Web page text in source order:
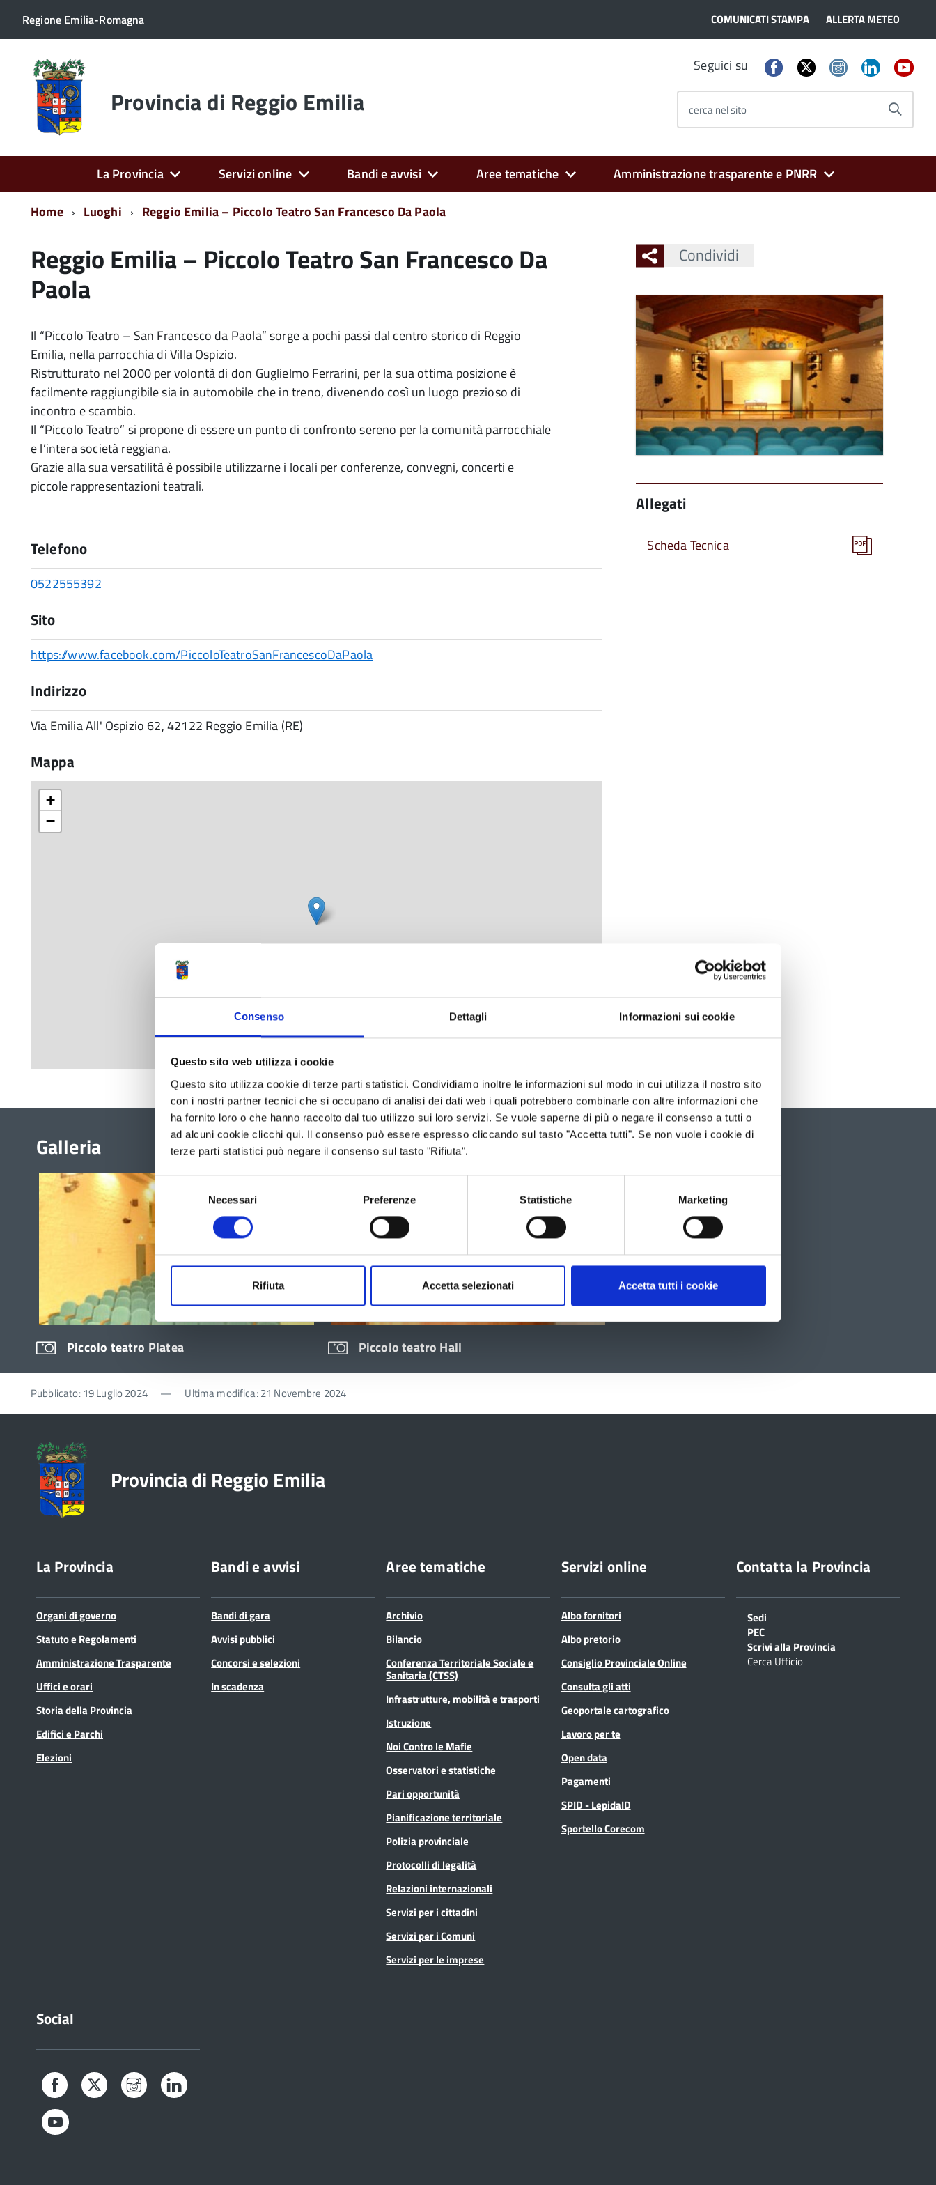
Consenso Dettagli Informazioni sui cookie
Questo sito web utilizza i cookie
Questo sito utilizza cookie di terze parti statistici. Condividiamo inoltre le informazioni sul modo in cui utilizza il nostro sito
con i nostri partner tecnici che si occupano di analisi dei dati web i quali potrebbero combinarle con altre informazioni che
ha fornito loro o che hanno raccolto dal tuo utilizzo sui loro servizi. Se vuole saperne di più o negare il consenso a tutti o
ad alcuni cookie clicchi qui. Il consenso può essere espresso cliccando sul tasto "Accetta tutti". Se non vuole i cookie di
terze parti statistici può negare il consenso sul tasto "Rifiuta".
Selezione
Necessari Preferenze Statistiche Marketing
Rifiuta Accetta selezionati Accetta tutti i cookie
Regione Emilia-Romagna COMUNICATI STAMPA ALLERTA METEO
Torna
alla
home
page Provincia di Reggio Emilia
Seguici su
cerca nel sito
La Provincia Servizi online Bandi e avvisi Aree tematiche
Amministrazione trasparente e PNRR
Home
Luoghi Reggio Emilia – Piccolo Teatro San Francesco Da Paola
Reggio Emilia – Piccolo Teatro San Francesco Da
Paola
Il “Piccolo Teatro – San Francesco da Paola” sorge a pochi passi dal centro storico di Reggio
Emilia, nella parrocchia di Villa Ospizio.
Ristrutturato nel 2000 per volontà di don Guglielmo Ferrarini, per la sua ottima posizione è
facilmente raggiungibile sia in automobile che in treno, divenendo così un luogo prezioso di
incontro e scambio.
Il “Piccolo Teatro” si propone di essere un punto di confronto sereno per la comunità parrocchiale
e l’intera società reggiana.
Grazie alla sua versatilità è possibile utilizzarne i locali per conferenze, convegni, concerti e
piccole rappresentazioni teatrali.
Telefono
0522555392
Sito
https://www.facebook.com/PiccoloTeatroSanFrancescoDaPaola
Indirizzo
Via Emilia All' Ospizio 62, 42122 Reggio Emilia (RE)
Mappa
+
−
Leaflet
Condividi
Ingrandisci
l'immagine
Allegati
Scheda Tecnica
Galleria
Piccolo teatro Platea Piccolo teatro Hall
Pubblicato: 19 Luglio 2024 — Ultima modifica: 21 Novembre 2024
Provincia di Reggio Emilia
La Provincia
Organi di governo
Statuto e Regolamenti
Amministrazione Trasparente
Uffici e orari
Storia della Provincia
Edifici e Parchi
Elezioni
Bandi e avvisi
Bandi di gara
Avvisi pubblici
Concorsi e selezioni
In scadenza
Aree tematiche
Archivio
Bilancio
Conferenza Territoriale Sociale e
Sanitaria (CTSS)
Infrastrutture, mobilità e trasporti
Istruzione
Noi Contro le Mafie
Osservatori e statistiche
Pari opportunità
Pianificazione territoriale
Polizia provinciale
Protocolli di legalità
Relazioni internazionali
Servizi per i cittadini
Servizi per i Comuni
Servizi per le imprese
Servizi online
Albo fornitori
Albo pretorio
Consiglio Provinciale Online
Consulta gli atti
Geoportale cartografico
Lavoro per te
Open data
Pagamenti
SPID - LepidaID
Sportello Corecom
Contatta la Provincia
Sedi
PEC
Scrivi alla Provincia
Cerca Ufficio
Social
Facebook Twitter Instagram